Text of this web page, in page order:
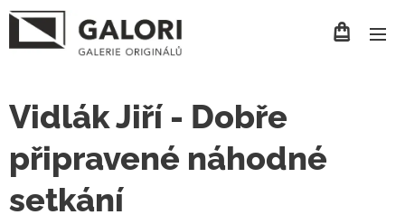
Vidlák Jiří - Dobře
připravené náhodné
setkání